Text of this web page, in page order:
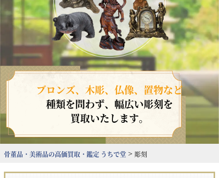
ブロンズ、木彫、仏像、置物など
種類を問わず、幅広い彫刻を
買取いたします。
骨董品・美術品の高価買取・鑑定 うちで堂 > 彫刻